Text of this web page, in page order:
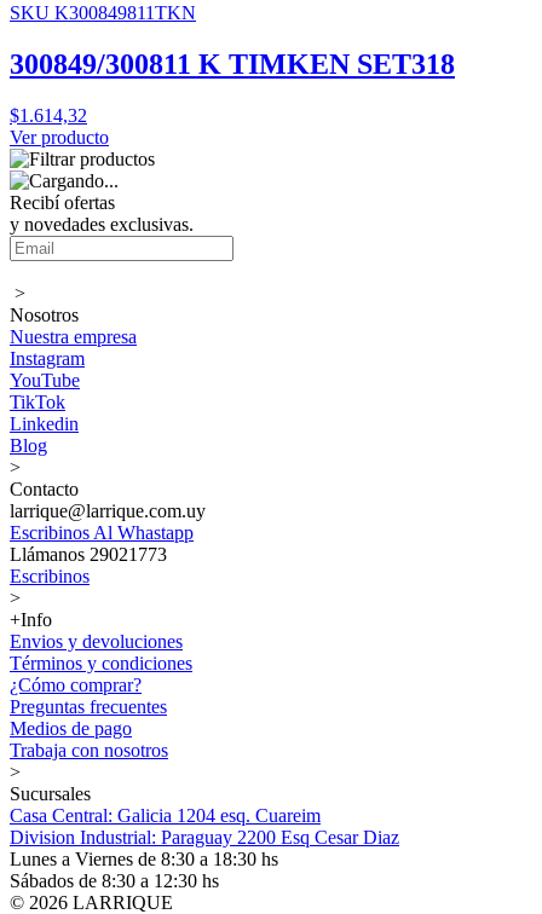
SKU K300849811TKN
300849/300811 K TIMKEN SET318
$1.614,32
Ver producto
Recibí ofertas
y novedades exclusivas.
>
Nosotros
Nuestra empresa
Instagram
YouTube
TikTok
Linkedin
Blog
>
Contacto
larrique@larrique.com.uy
Escribinos Al Whastapp
Llámanos 29021773
Escribinos
>
+Info
Envios y devoluciones
Términos y condiciones
¿Cómo comprar?
Preguntas frecuentes
Medios de pago
Trabaja con nosotros
>
Sucursales
Casa Central: Galicia 1204 esq. Cuareim
Division Industrial: Paraguay 2200 Esq Cesar Diaz
Lunes a Viernes de 8:30 a 18:30 hs
Sábados de 8:30 a 12:30 hs
© 2026 LARRIQUE